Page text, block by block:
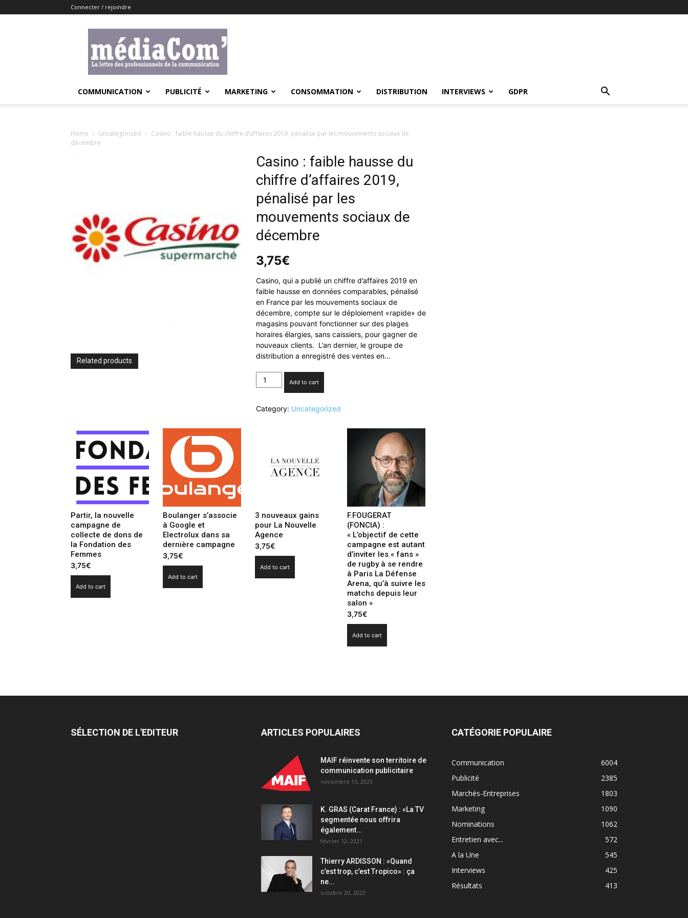
Connecter / rejoindre
COMMUNICATION PUBLICITÉ MARKETING CONSOMMATION DISTRIBUTION INTERVIEWS GDPR
Home Uncategorized
Casino : faible hausse du chiffre d’affaires 2019, pénalisé par les mouvements sociaux de
décembre
Casino : faible hausse du
chiffre d’affaires 2019,
pénalisé par les
mouvements sociaux de
décembre
3,75€
Casino, qui a publié un chiffre d’affaires 2019 en
faible hausse en données comparables, pénalisé
en France par les mouvements sociaux de
décembre, compte sur le déploiement «rapide» de
magasins pouvant fonctionner sur des plages
horaires élargies, sans caissiers, pour gagner de
nouveaux clients. L’an dernier, le groupe de
distribution a enregistré des ventes en…
Casino
:
hausse
pénalisé
de
décembre
quantity
Add to cart
Category: Uncategorized
Related products
Partir, la nouvelle
campagne de
collecte de dons de
la Fondation des
Femmes
3,75€
Add to cart
Boulanger s’associe
à Google et
Electrolux dans sa
dernière campagne
3,75€
Add to cart
3 nouveaux gains
pour La Nouvelle
Agence
3,75€
Add to cart
F.FOUGERAT
(FONCIA) :
« L’objectif de cette
campagne est autant
d’inviter les « fans »
de rugby à se rendre
à Paris La Défense
Arena, qu’à suivre les
matchs depuis leur
salon »
3,75€
Add to cart
SÉLECTION DE L'EDITEUR ARTICLES POPULAIRES
MAIF réinvente son territoire de
communication publicitaire
novembre 15, 2023
K. GRAS (Carat France) : «La TV
segmentée nous offrira
également...
février 12, 2021
Thierry ARDISSON : «Quand
c’est trop, c’est Tropico» : ça
ne...
octobre 20, 2023
CATÉGORIE POPULAIRE
Communication
6004
Publicité
2385
Marchés-Entreprises
1803
Marketing
1090
Nominations
1062
Entretien avec...
572
A la Une
545
Interviews
425
Résultats
413